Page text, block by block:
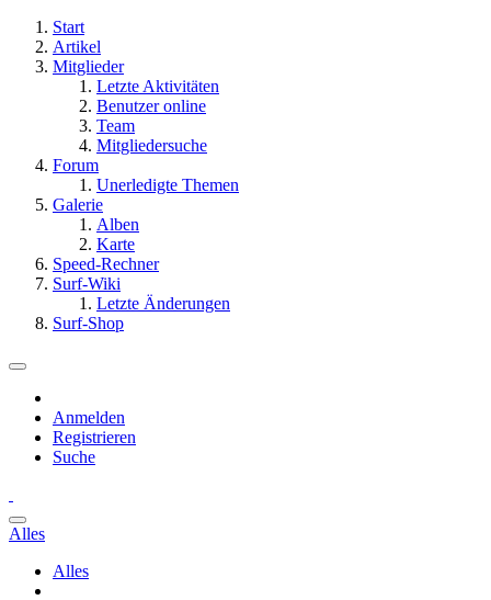
Start
Artikel
Mitglieder
Letzte Aktivitäten
Benutzer online
Team
Mitgliedersuche
Forum
Unerledigte Themen
Galerie
Alben
Karte
Speed-Rechner
Surf-Wiki
Letzte Änderungen
Surf-Shop
Anmelden
Registrieren
Suche
Alles
Alles